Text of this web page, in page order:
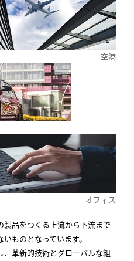
空港
オフィス
品をつくる上流から下流まで
ものとなっています。
、革新的技術とグローバルな組